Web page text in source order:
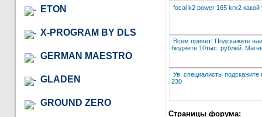
ETON
X-PROGRAM BY DLS
GERMAN MAESTRO
GLADEN
GROUND ZERO
focal k2 power 165 krx2 какой
Всем привет! Подскажите
бюджете 10тыс. рублей.
Ув. специалисты
230
Страницы форума: